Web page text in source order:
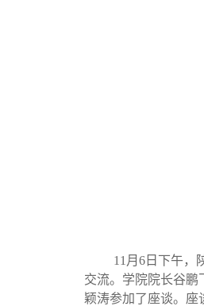
11月6日下午，
交流。学院院长谷鹏
颖涛参加了座谈。座